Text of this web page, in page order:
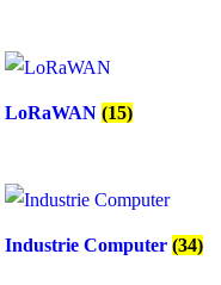
LoRaWAN (15)
Industrie Computer (34)